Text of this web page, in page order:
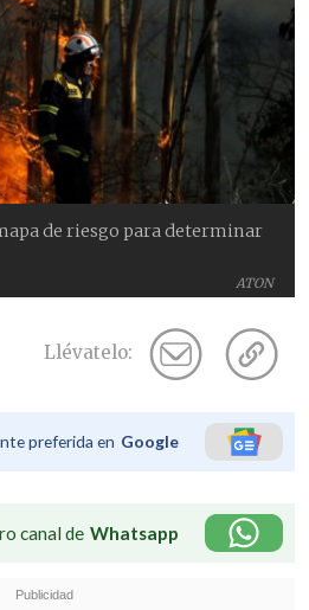
ATON
de riesgo para determinar
Llévatelo:
preferida en Google
canal de Whatsapp